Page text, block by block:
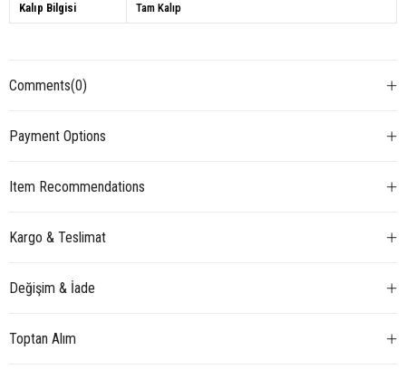
Kalıp Bilgisi Tam Kalıp
Comments(0)
Payment Options
Item Recommendations
Kargo & Teslimat
Değişim & İade
Toptan Alım